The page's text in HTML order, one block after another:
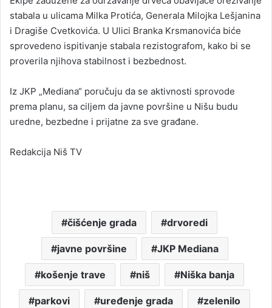
stabala u ulicama Milka Protića, Generala Milojka Lešjanina
i Dragiše Cvetkovića. U Ulici Branka Krsmanovića biće
sprovedeno ispitivanje stabala rezistografom, kako bi se
proverila njihova stabilnost i bezbednost.
Iz JKP „Mediana“ poručuju da se aktivnosti sprovode
prema planu, sa ciljem da javne površine u Nišu budu
uredne, bezbedne i prijatne za sve građane.
Redakcija Niš TV
čišćenje grada drvoredi
javne površine JKP Mediana
košenje trave niš Niška banja
parkovi uređenje grada zelenilo